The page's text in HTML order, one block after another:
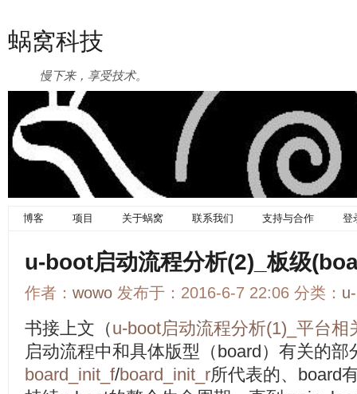
蜗窝科技
慢下来，享受技术。
博客 项目 关于蜗窝 联系我们 支持与合作 登
u-boot启动流程分析(2)_板级
作者： wowo 发布于：2016-6-7 22:06 分类：
书接上文（u-boot启动流程分析(1)_平台相
启动流程中和具体版型（board）有关的部
board_init_f/board_init_r所代表的、board